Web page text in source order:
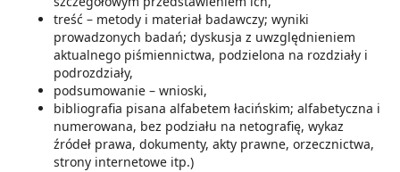
treść – metody i materiał badawczy; wyniki
prowadzonych badań; dyskusja z uwzględnieniem
aktualnego piśmiennictwa, podzielona na rozdziały i
podrozdziały,
podsumowanie – wnioski,
bibliografia pisana alfabetem łacińskim; alfabetyczna i
numerowana, bez podziału na netografię, wykaz
źródeł prawa, dokumenty, akty prawne, orzecznictwa,
strony internetowe itp.)